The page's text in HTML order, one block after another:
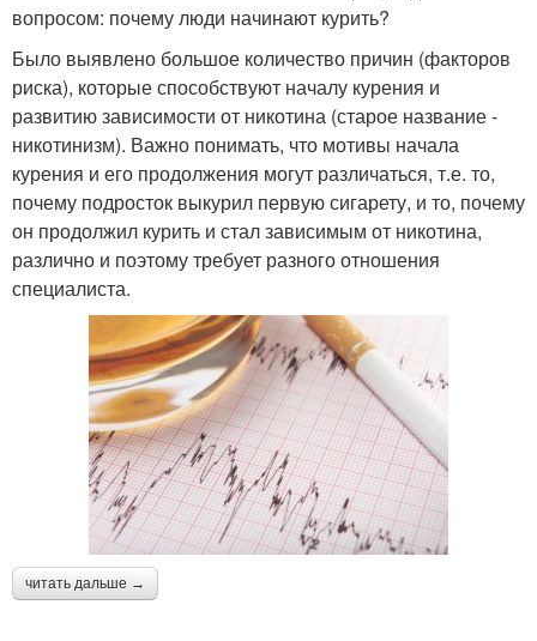
вопросом: почему люди начинают курить?
Было выявлено большое количество причин (факторов
риска), которые способствуют началу курения и
развитию зависимости от никотина (старое название -
никотинизм). Важно понимать, что мотивы начала
курения и его продолжения могут различаться, т.е. то,
почему подросток выкурил первую сигарету, и то, почему
он продолжил курить и стал зависимым от никотина,
различно и поэтому требует разного отношения
специалиста.
читать дальше →